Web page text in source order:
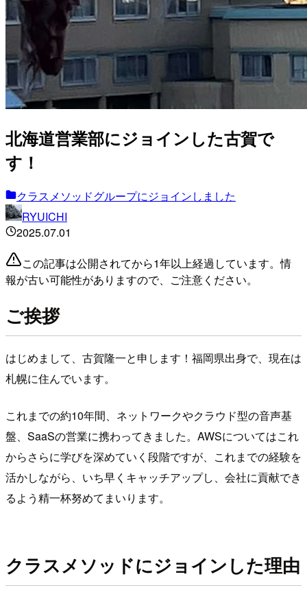
北海道営業部にジョインした古賀で
す！
クラスメソッドグループにジョインしました
RYUICHI
2025.07.01
この記事は公開されてから1年以上経過しています。情
報が古い可能性がありますので、ご注意ください。
ご挨拶
はじめまして、古賀隆一と申します！福岡県出身で、現在は
札幌に住んでいます。
これまでの約10年間、ネットワークやクラウド型の音声基
盤、SaaSの営業に携わってきました。AWSについてはこれ
からさらに学びを深めていく段階ですが、これまでの経験を
活かしながら、いち早くキャッチアップし、会社に貢献でき
るよう精一杯努めてまいります。
クラスメソッドにジョインした理由